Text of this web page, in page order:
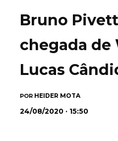
Bruno
chegada de
Lucas
POR HEIDER MOTA
24/08/2020 · 15:50